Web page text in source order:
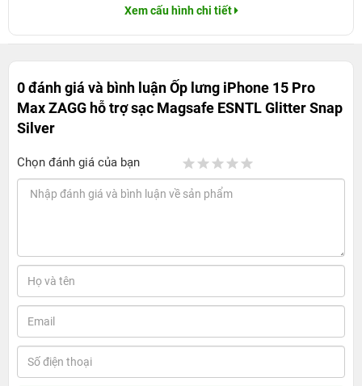
Xem cấu hình chi tiết
0 đánh giá và bình luậnỐp lưng iPhone 15 Pro
Max ZAGG hỗ trợ sạc Magsafe ESNTL Glitter Snap
Silver
Chọn đánh giá của bạn